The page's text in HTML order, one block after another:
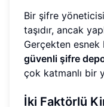
Bir şifre
taşıdır, ancak
Gerçekten
güvenli şifre
çok katmanlı bir
İki Faktörlü